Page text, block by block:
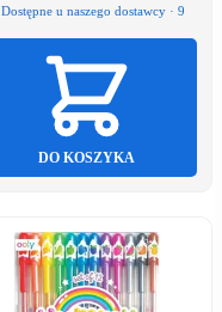
Dostępne u naszego dostawcy · 9
DO KOSZYKA